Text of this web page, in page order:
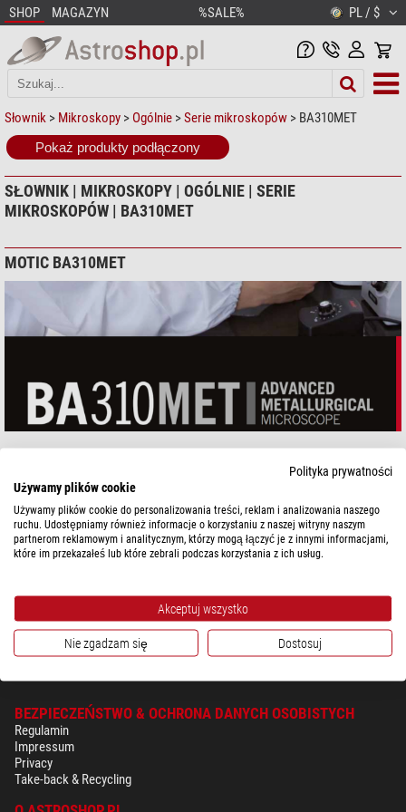
SHOP MAGAZYN %SALE% PL / $
Słownik > Mikroskopy > Ogólnie >Serie mikroskopów > BA310MET
Pokaż produkty podłączony
SŁOWNIK | MIKROSKOPY | OGÓLNIE | SERIE
MIKROSKOPÓW | BA310MET
MOTIC BA310MET
BEZPIECZEŃSTWO & OCHRONA DANYCH OSOBISTYCH
Regulamin
Impressum
Privacy
Take-back & Recycling
Polityka prywatności
Używamy plików cookie
Używamy plików cookie do personalizowania treści, reklam i analizowania naszego
ruchu. Udostępniamy również informacje o korzystaniu z naszej witryny naszym
partnerom reklamowym i analitycznym, którzy mogą łączyć je z innymi informacjami,
które im przekazałeś lub które zebrali podczas korzystania z ich usług.
Akceptuj wszystko
Nie zgadzam się Dostosuj